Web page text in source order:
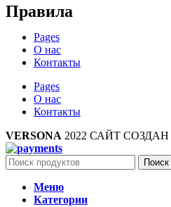
Правила
Pages
О нас
Контакты
Pages
О нас
Контакты
VERSONA 2022 САЙТ СОЗДАН
Поиск
Меню
Категории